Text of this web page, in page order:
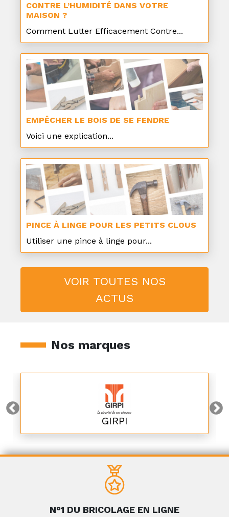
CONTRE L’HUMIDITÉ DANS VOTRE
MAISON ?
Comment Lutter Efficacement Contre...
EMPÊCHER LE BOIS DE SE FENDRE
Voici une explication...
PINCE À LINGE POUR LES PETITS CLOUS
Utiliser une pince à linge pour...
VOIR TOUTES NOS
ACTUS
Nos marques
GIRPI
N°1 DU BRICOLAGE EN LIGNE